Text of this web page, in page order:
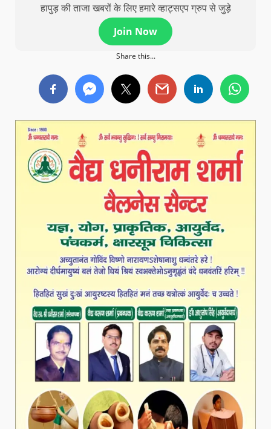
हापुड़ की ताजा खबरों के लिए हमारे व्हाट्सएप ग्रुप से जुड़े
Join Now
Share this...